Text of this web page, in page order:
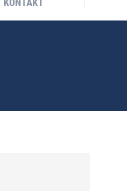
KONTAKT